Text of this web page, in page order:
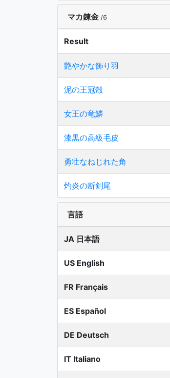
マカ錬金 /6
Result
艶やかな飾り羽
泥の王冠殻
女王の竜鱗
漆黒の高級毛皮
勇壮なねじれた角
灼炎の断剣尾
言語
JA 日本語
US English
FR Français
ES Español
DE Deutsch
IT Italiano